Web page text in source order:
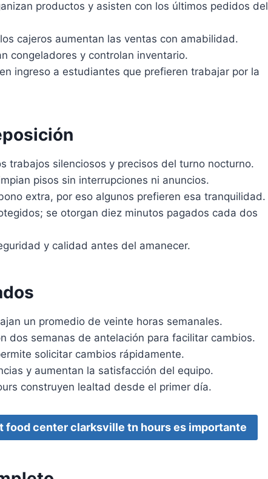
productos y asisten con los últimos pedidos del
cajeros aumentan las ventas con amabilidad.
congeladores y controlan inventario.
ingreso a estudiantes que prefieren trabajar por la
trabajos silenciosos y precisos del turno nocturno.
pisos sin interrupciones ni anuncios.
extra, por eso algunos prefieren esa tranquilidad.
se otorgan diez minutos pagados cada dos
y calidad antes del amanecer.
un promedio de veinte horas semanales.
dos semanas de antelación para facilitar cambios.
solicitar cambios rápidamente.
y aumentan la satisfacción del equipo.
construyen lealtad desde el primer día.
food center clarksville tn hours es importante